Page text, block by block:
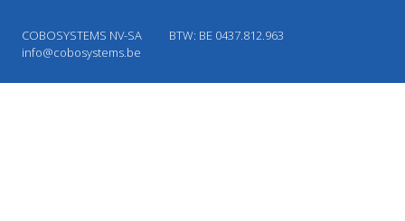
COBOSYSTEMS NV-SA
BTW: BE 0437.812.963
info@cobosystems.be